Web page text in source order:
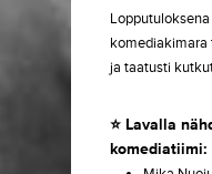
komediakimara
ja taatusti
⭐ Lavalla
komediatiimi: